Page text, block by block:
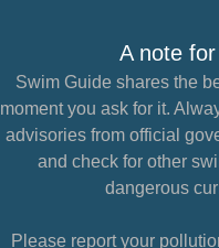
A note
Swim Guide shares the
moment you ask for it.
advisories from official
and check for other
dangerous
Please report your